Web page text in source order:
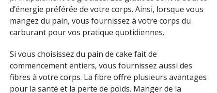
d’énergie préférée de votre corps. Ainsi, lorsque vous
mangez du pain, vous fournissez à votre corps du
carburant pour vos pratique quotidiennes.
Si vous choisissez du pain de cake fait de
commencement entiers, vous fournissez aussi des
fibres à votre corps. La fibre offre plusieurs avantages
pour la santé et la perte de poids. Manger de la